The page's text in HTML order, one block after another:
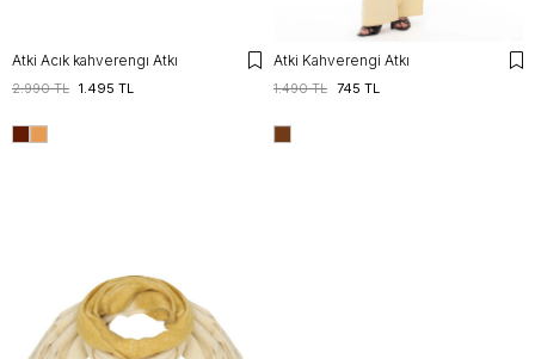
Atki Acık kahverengı Atkı
1.495 TL
2.990 TL
Atki Kahverengi Atkı
745 TL
1.490 TL